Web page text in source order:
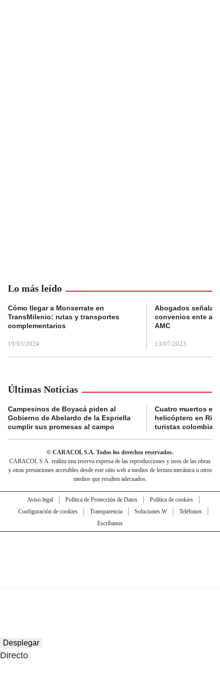
Lo más leído
Cómo llegar a Monserrate en
TransMilenio: rutas y transportes
complementarios
19/03/2024
Abogados
convenios ente
AMC
13/07/2023
Últimas Noticias
Campesinos de Boyacá piden al
Gobierno de Abelardo de la Espriella
cumplir sus promesas al campo
Cuatro muertos en
helicóptero en
turistas
© CARACOL S.A. Todos los derechos reservados.
CARACOL S.A. realiza una reserva expresa de las reproducciones y usos de las obras
y otras prestaciones accesibles desde este sitio web a medios de lectura mecánica u otros
medios que resulten adecuados.
Aviso legal Política de Protección de Datos
Política de cookies
Configuración de cookies
Transparencia Soluciones W
Teléfonos
Escríbanos
Desplegar
Directo